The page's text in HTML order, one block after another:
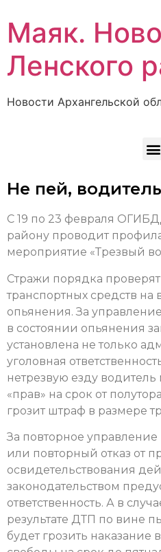
Маяк.
Ленского
Новости Архангельской
Не пей,
С 19 по 23 февраля
району проводит
мероприятие «Трезвый
Стражи порядка
транспортных средств
опьянения. За
в состоянии опьянения
установлена не только
уголовная
нетрезвую езду
«прав» на срок от
грозит штраф в размере
За повторное
или повторный отказ от
освидетельствования
законодательством
ответственность. А в
результате ДТП по вине
будет грозить